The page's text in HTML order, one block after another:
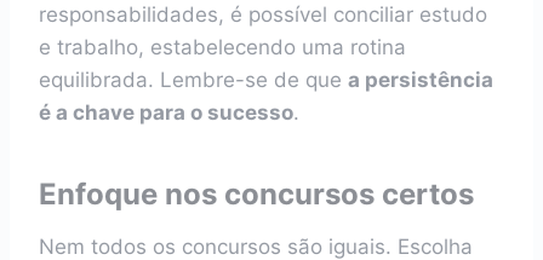
responsabilidades, é possível conciliar estudo
e trabalho, estabelecendo uma rotina
equilibrada. Lembre-se de que a persistência
é a chave para o sucesso.
Enfoque nos concursos certos
Nem todos os concursos são iguais. Escolha